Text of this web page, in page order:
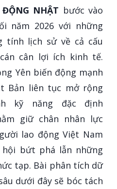
NHẬT bước vào
năm 2026 với những
tính lịch sử về cả cấu
cân lợi ích kinh tế.
Yên biến động mạnh
Bản liên tục mở rộng
kỹ năng đặc định
giữ chân nhân lực
lao động Việt Nam
bứt phá lẫn những
tạp. Bài phân tích dữ
dưới đây sẽ bóc tách